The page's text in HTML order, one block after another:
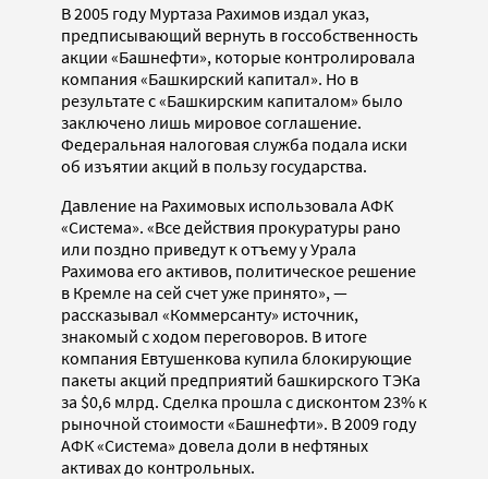
В 2005 году Муртаза Рахимов издал указ,
предписывающий вернуть в госсобственность
акции «Башнефти», которые контролировала
компания «Башкирский капитал». Но в
результате с «Башкирским капиталом» было
заключено лишь мировое соглашение.
Федеральная налоговая служба подала иски
об изъятии акций в пользу государства.
Давление на Рахимовых использовала АФК
«Система». «Все действия прокуратуры рано
или поздно приведут к отъему у Урала
Рахимова его активов, политическое решение
в Кремле на сей счет уже принято», —
рассказывал «Коммерсанту» источник,
знакомый с ходом переговоров. В итоге
компания Евтушенкова купила блокирующие
пакеты акций предприятий башкирского ТЭКа
за $0,6 млрд. Сделка прошла с дисконтом 23% к
рыночной стоимости «Башнефти». В 2009 году
АФК «Система» довела доли в нефтяных
активах до контрольных.